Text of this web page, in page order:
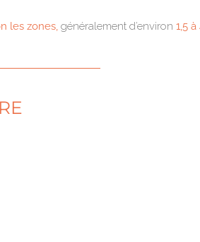
les zones, généralement d’environ 1,5